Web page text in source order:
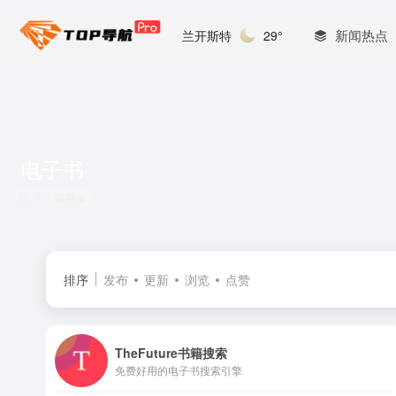
兰开斯特 29° 新闻热点
排序 发布 更新 浏览 点赞
TheFuture书籍搜索
免费好用的电子书搜索引擎